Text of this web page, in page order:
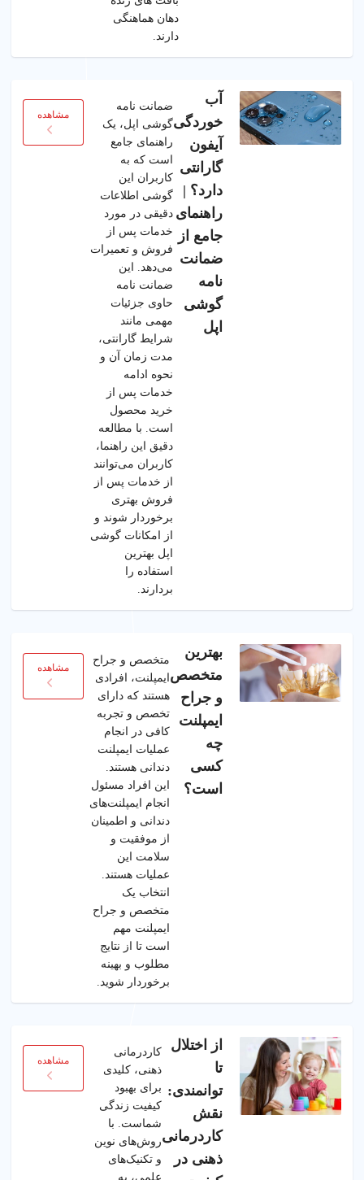
دهان هماهنگی
دارند.
آب
خوردگی
آیفون
گارانتی
دارد؟ |
راهنمای
جامع از
ضمانت
نامه
گوشی
اپل
ضمانت نامه
گوشی اپل، یک
راهنمای جامع
است که به
کاربران این
گوشی اطلاعات
دقیقی در مورد
خدمات پس از
فروش و تعمیرات
می‌دهد. این
ضمانت نامه
حاوی جزئیات
مهمی مانند
شرایط گارانتی،
مدت زمان آن و
نحوه ادامه
خدمات پس از
خرید محصول
است. با مطالعه
دقیق این راهنما،
کاربران می‌توانند
از خدمات پس از
فروش بهتری
برخوردار شوند و
از امکانات گوشی
اپل بهترین
استفاده را
بردارند.
مشاهده
بهترین
متخصص
و جراح
ایمپلنت
چه
کسی
است؟
متخصص و جراح
ایمپلنت، افرادی
هستند که دارای
تخصص و تجربه
کافی در انجام
عملیات ایمپلنت
دندانی هستند.
این افراد مسئول
انجام ایمپلنت‌های
دندانی و اطمینان
از موفقیت و
سلامت این
عملیات هستند.
انتخاب یک
متخصص و جراح
ایمپلنت مهم
است تا از نتایج
مطلوب و بهینه
برخوردار شوید.
مشاهده
از اختلال
تا
توانمندی:
نقش
کاردرمانی
ذهنی در
کاردرمانی
ذهنی، کلیدی
برای بهبود
کیفیت زندگی
شماست. با
روش‌های نوین
و تکنیک‌های
علمی، به
مشاهده